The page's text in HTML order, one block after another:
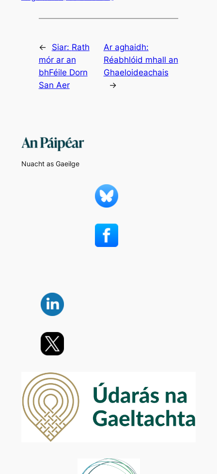
← Siar: Rath
mór ar an
bhFéile Dorn
San Aer
Ar aghaidh:
Réabhlóid mhall an
Ghaeloideachais
→
Nuacht as Gaeilge